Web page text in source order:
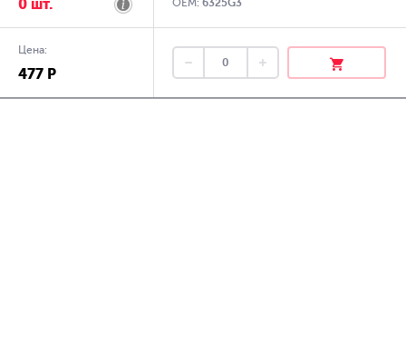
0 шт.
OEM:6325G3
Цена:
477 Р